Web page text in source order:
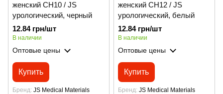
женский CH10 / JS
урологический, черный
12.84 грн/шт
В наличии
Оптовые цены
Купить
Бренд JS Medical Materials
женский CH12 / JS
урологический, белый
12.84 грн/шт
В наличии
Оптовые цены
Купить
Бренд JS Medical Materials